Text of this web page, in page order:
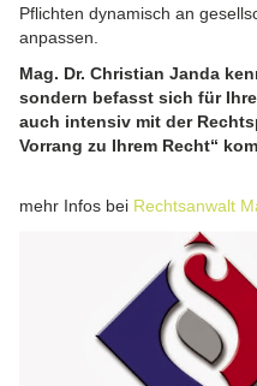
Pflichten dynamisch an
anpassen.
Mag. Dr. Christian Janda
sondern befasst sich für
auch intensiv mit der
Vorrang zu Ihrem Recht“
mehr Infos bei Rechtsanwalt